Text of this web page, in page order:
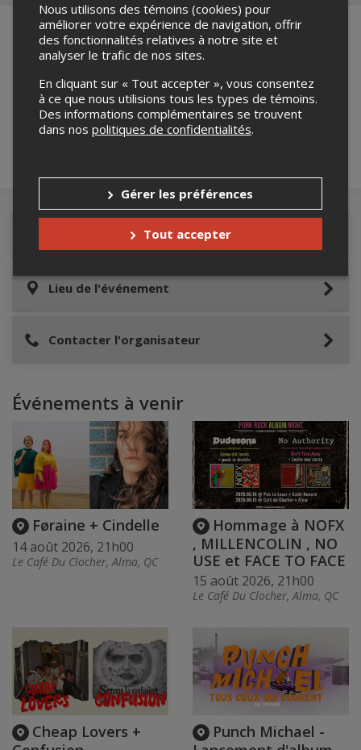
robot ci-bas.
Détails de l'événement
Lieu de l'événement
Contacter l'organisateur
Événements à venir
Føraine + Cindelle
14 août 2026, 21h00
Le Café Du Clocher, Alma, QC
Hommage à NOFX
, MILLENCOLIN , NO
USE et FACE TO FACE
15 août 2026, 21h00
Le Café Du Clocher, Alma, QC
Cheap Lovers +
Punch Michael -
Nous utilisons des témoins (cookies) pour
améliorer votre expérience de navigation, offrir
des fonctionnalités relatives à notre site et
analyser le trafic de nos sites.
En cliquant sur « Tout accepter », vous consentez
à ce que nous utilisions tous les types de témoins.
Des informations complémentaires se trouvent
dans nos politiques de confidentialités.
Gérer les préférences
Tout accepter